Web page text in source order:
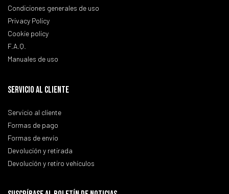
Condiciones generales de uso
Privacy Policy
Cookie policy
F.A.Q.
Manuales de uso
SERVICIO AL CLIENTE
Servicio al cliente
Formas de pago
Formas de envío
Devolución y retirada
Devolución y retiro vehículos